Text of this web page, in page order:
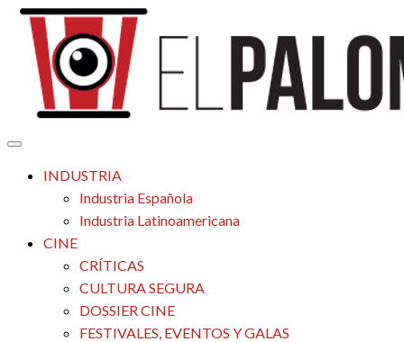
Saltar
contenido
El Palomitrón
Tu espacio de la industria de cine española y latinoamericana
INDUSTRIA
Industria Española
Industria Latinoamericana
CINE
CRÍTICAS
CULTURA SEGURA
DOSSIER CINE
FESTIVALES, EVENTOS Y GALAS